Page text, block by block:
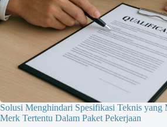
Solusi Menghindari Spesifikasi Teknis yang
Merk Tertentu Dalam Paket Pekerjaan